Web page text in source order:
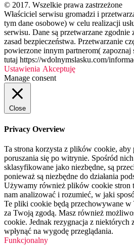
© 2017. Wszelkie prawa zastrzeżone
Właściciel serwisu gromadzi i
tym dane osobowe) w celu realizacji
serwisu. Dane są przetwarzane
zasad bezpieczeństwa. Przetwarzanie
powierzone innym partnerom(
tutaj https://wdolnymslasku.com/
Ustawienia Akceptuję
Manage consent
Close
Privacy Overview
Ta strona korzysta z plików cookie, aby
poruszania się po witrynie. Spośród
sklasyfikowane jako niezbędne, są
ponieważ są niezbędne do działania
Używamy również plików cookie stron
nam analizować i rozumieć, w jaki
Te pliki cookie będą przechowywane
za Twoją zgodą. Masz również
cookie. Jednak rezygnacja z
wpłynąć na wygodę przeglądania.
Funkcjonalny